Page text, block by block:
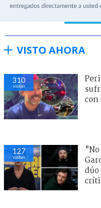
VISTO AHORA
310
visitas
127
visitas
dúo